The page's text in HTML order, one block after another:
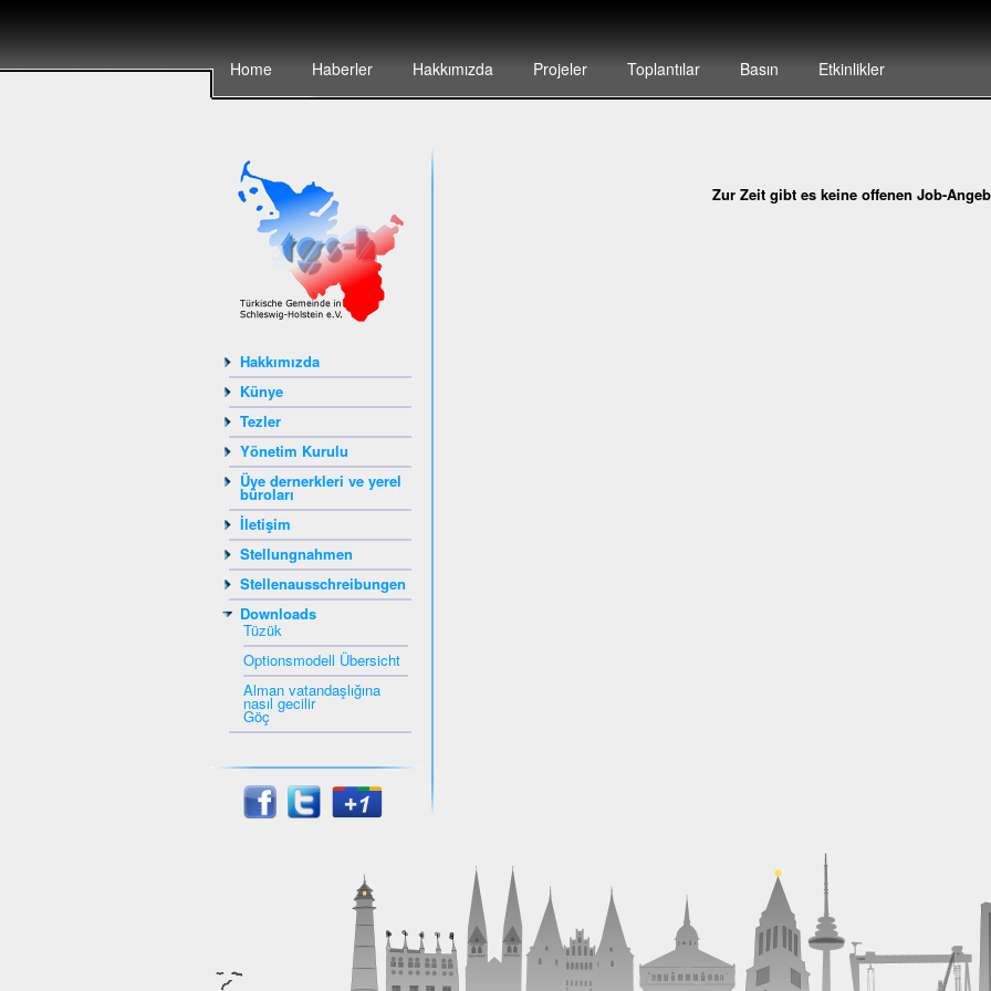
Home Haberler Hakkımızda Projeler Toplantılar Basın Etkinlikler
Hakkımızda
Künye
Tezler
Yönetim Kurulu
Üye dernerkleri ve yerel
büroları
İletişim
Stellungnahmen
Stellenausschreibungen
Downloads
Tüzük
Optionsmodell Übersicht
Alman vatandaşlığına
nasıl gecilir
Göç
Zur Zeit gibt es keine offenen Job-